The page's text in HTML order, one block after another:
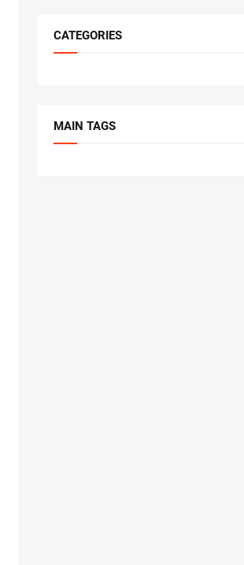
CATEGORIES
MAIN TAGS